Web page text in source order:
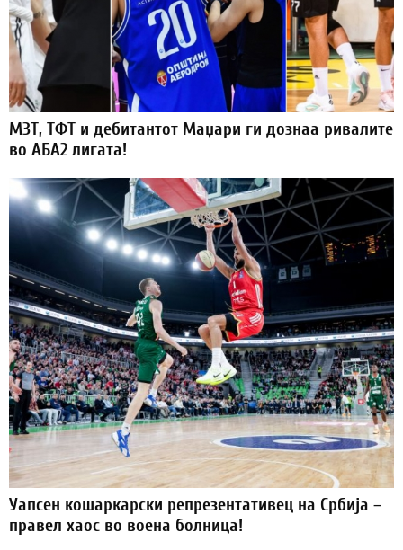
МЗТ, ТФТ и дебитантот Маџари ги дознаа ривалите
во АБА2 лигата!
Уапсен кошаркарски репрезентативец на Србија –
правел хаос во воена болница!